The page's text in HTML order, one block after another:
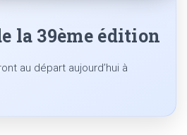
la 39ème édition
au départ aujourd’hui à